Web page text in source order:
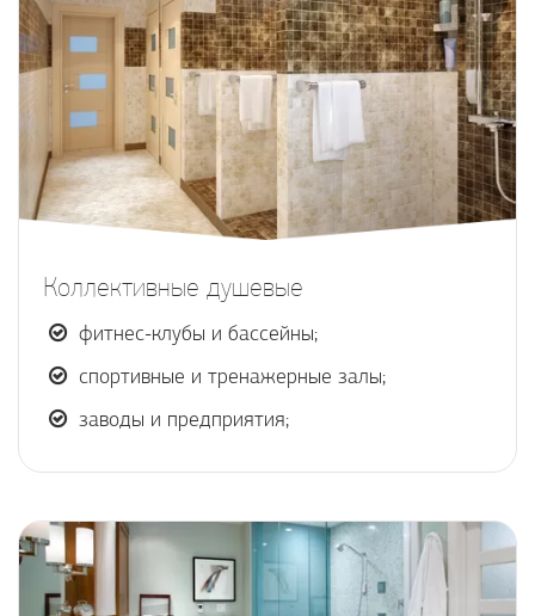
Коллективные душевые
фитнес-клубы и бассейны;
спортивные и тренажерные залы;
заводы и предприятия;